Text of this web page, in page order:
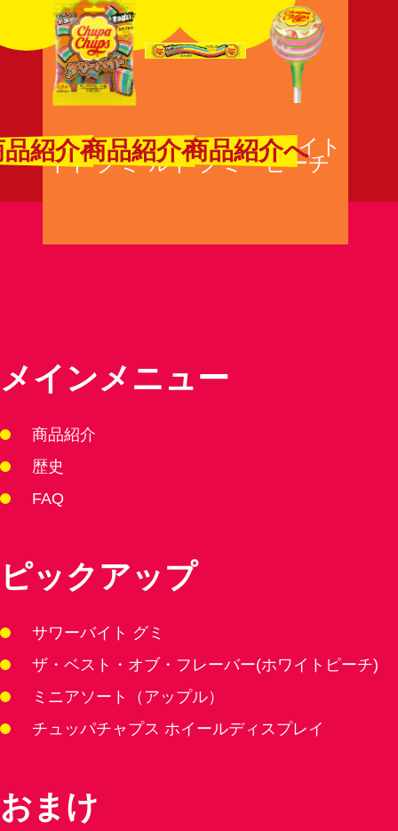
サワーバ
イト グミ
紹介へ サワーベ
ルト グミ
商品紹介へ ホワイト
ピーチ
商品紹介へ
メインメニュー
商品紹介
歴史
FAQ
ピックアップ
サワーバイト グミ
ザ・ベスト・オブ・フレーバー(ホワイトピーチ)
ミニアソート（アップル）
チュッパチャプス ホイールディスプレイ
おまけ